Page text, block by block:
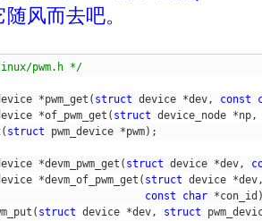
风而去吧。
pwm.h */
*pwm_get( struct device *dev, const
*of_pwm_get( struct device_node
struct
*devm_pwm_get( struct device *dev,
*devm_of_pwm_get( struct device
9:
const
char
struct device *dev, struct